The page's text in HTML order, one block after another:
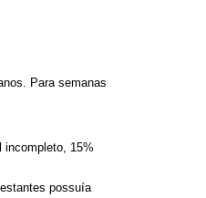
Para semanas
incompleto, 15%
possuía